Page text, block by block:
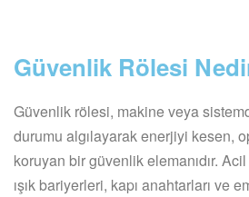
Güvenlik Rölesi
Güvenlik rölesi, makine veya
durumu algılayarak enerjiyi kesen,
koruyan bir güvenlik elemanıdır.
ışık bariyerleri, kapı anahtarları ve